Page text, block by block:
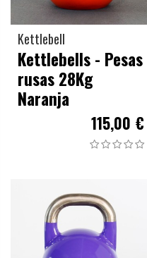
Kettlebell
Kettlebells - Pesas
rusas 28Kg
Naranja
115,00 €